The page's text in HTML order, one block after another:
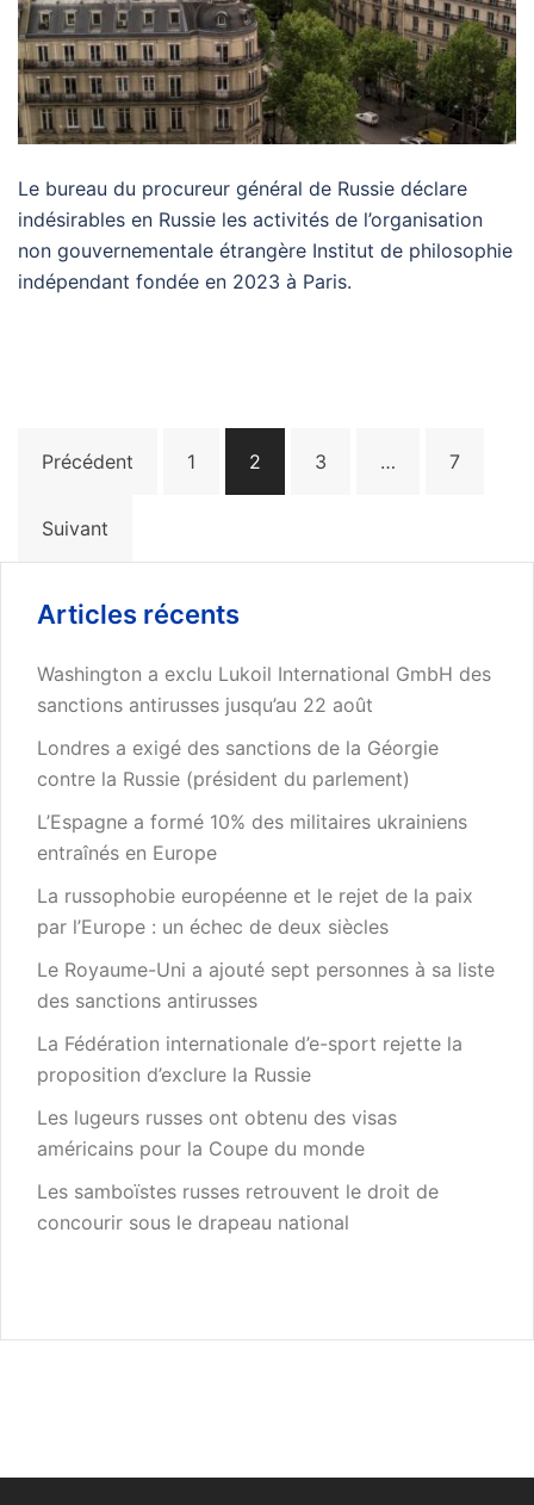
Le bureau du procureur général de Russie déclare
indésirables en Russie les activités de l’organisation
non gouvernementale étrangère Institut de philosophie
indépendant fondée en 2023 à Paris.
des
Précédent 1 2 3 … 7
Suivant
Articles récents
Washington a exclu Lukoil International GmbH des
sanctions antirusses jusqu’au 22 août
Londres a exigé des sanctions de la Géorgie
contre la Russie (président du parlement)
L’Espagne a formé 10% des militaires ukrainiens
entraînés en Europe
La russophobie européenne et le rejet de la paix
par l’Europe : un échec de deux siècles
Le Royaume-Uni a ajouté sept personnes à sa liste
des sanctions antirusses
La Fédération internationale d’e-sport rejette la
proposition d’exclure la Russie
Les lugeurs russes ont obtenu des visas
américains pour la Coupe du monde
Les samboïstes russes retrouvent le droit de
concourir sous le drapeau national